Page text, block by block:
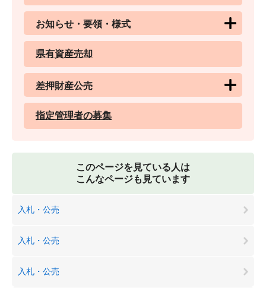
お知らせ・要領・様式
県有資産売却
差押財産公売
指定管理者の募集
このページを見ている人は
こんなページも見ています
入札・公売
入札・公売
入札・公売